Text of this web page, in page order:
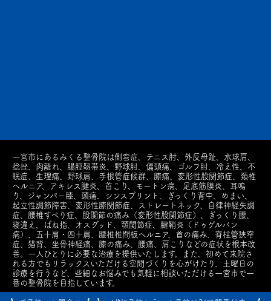
一宮市にあるみくる整骨院は側弯症、テニス肘、外反母趾、水球肩、
捻挫、肉離れ、腸脛靭帯炎、野球肘、偏頭痛、ゴルフ肘、冷え性、不
眠症、生理痛、野球肩、手根管症候群、膝痛、変形性股関節症、頚椎
ヘルニア、アキレス腱炎、首こり、モートン病、足底筋膜炎、耳鳴
り、ジャンパー膝、頭痛、シンスプリント、ぎっくり背中、めまい、
起立性調節障害、変形性膝関節症、ストレートネック、自律神経失調
症、腰椎すべり症、股関節の痛み（変形性股関節症）、ぎっくり腰、
寝違え、ばね指、オスグッド、顎関節症、腱鞘炎（ドゥゲルバン
病）、五十肩・四十肩、腰椎椎間板ヘルニア、首の痛み、脊柱管狭窄
症、猫背、坐骨神経痛、膝の痛み、腰痛、肩こりなどの症状を根本改
善。一人ひとりに必要な治療を提供いたします。また、初めて来院さ
れる方でもリラックスいただける空間づくりを心がけたり、土曜日の
診療を行うなど、些細なお悩みでも気軽に相談いただける一宮市で一
番の整骨院を目指しています。